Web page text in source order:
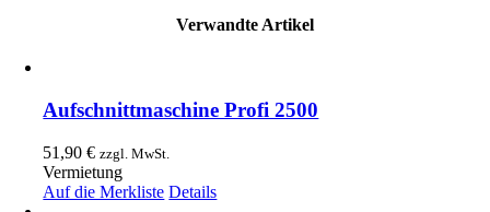
Verwandte Artikel
Aufschnittmaschine Profi 2500
51,90€ zzgl. MwSt.
Vermietung
Auf die Merkliste Details